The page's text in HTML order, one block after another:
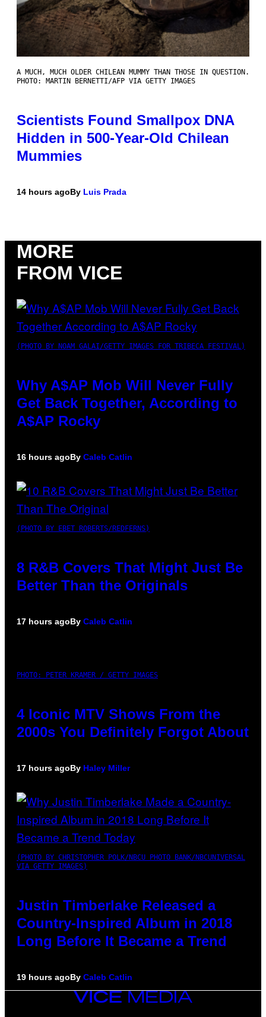
A MUCH, MUCH OLDER CHILEAN MUMMY THAN THOSE IN QUESTION.
PHOTO: MARTIN BERNETTI/AFP VIA GETTY IMAGES
Scientists Found Smallpox DNA
Hidden in 500-Year-Old Chilean
Mummies
14 hours agoBy Luis Prada
MORE
FROM VICE
(PHOTO BY NOAM GALAI/GETTY IMAGES FOR TRIBECA FESTIVAL)
Why A$AP Mob Will Never Fully
Get Back Together, According to
A$AP Rocky
16 hours agoBy Caleb Catlin
(PHOTO BY EBET ROBERTS/REDFERNS)
8 R&B Covers That Might Just Be
Better Than the Originals
17 hours agoBy Caleb Catlin
PHOTO: PETER KRAMER / GETTY IMAGES
4 Iconic MTV Shows From the
2000s You Definitely Forgot About
17 hours agoBy Haley Miller
(PHOTO BY CHRISTOPHER POLK/NBCU PHOTO BANK/NBCUNIVERSAL
VIA GETTY IMAGES)
Justin Timberlake Released a
Country-Inspired Album in 2018
Long Before It Became a Trend
19 hours agoBy Caleb Catlin
VICE